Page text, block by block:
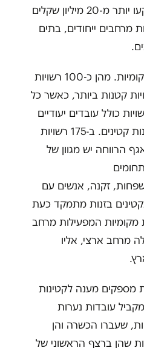
בשנים 2016-2018 הושקעו יותר מ-20 מיליון שקלים
מרחבים ייחודים, בתים
"בארץ יש 250 רשויות מקומיות. מהן כ-100 רשויות
ובהן גם כ-50 רשויות קטנות ביותר, כאשר כל
כולל עובדים יעודיים
שמטרתם לטפל בנושא זנות קטינים. ב-175 רשויות
הרווחה יש מגוון של
זקנה, אנשים עם
בזנות מתמקד כעת
ב-13 רשויות מקומיות המפעילות מרחב
מרחב ארצי, אליו
מספקים מענה לקטינות
עובדות נערות
שעברו הכשרה והן
שהן ברצף הראשוני של